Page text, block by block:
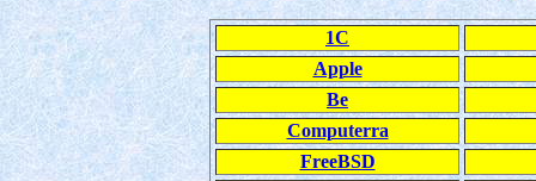
1C
Apple
Be
Computerra
FreeBSD